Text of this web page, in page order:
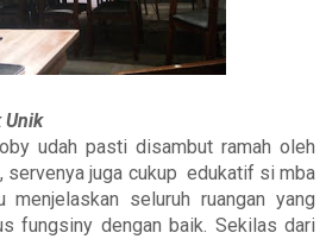
Unik
udah pasti disambut ramah oleh
servenya juga cukup edukatif si mba
seluruh ruangan yang
fungsiny dengan baik. Sekilas dari